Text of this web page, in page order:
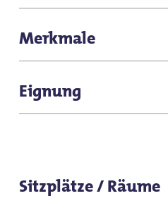
Montag, Dienstag,
Samstag, Sonntag:
Merkmale
Brunch
Eignung
Sitzplätze / Räume